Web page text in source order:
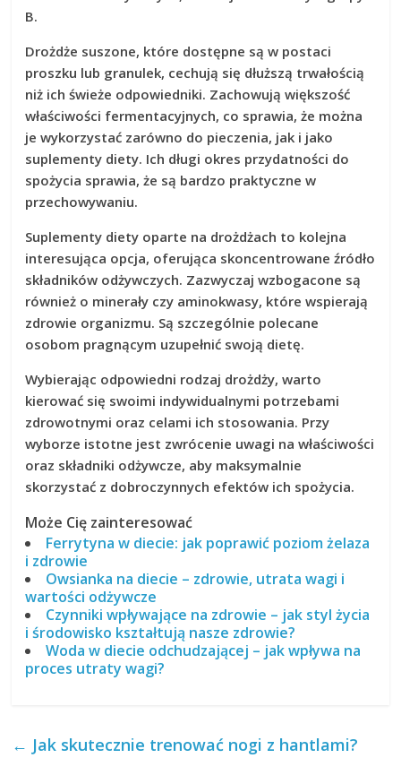
B.
Drożdże suszone, które dostępne są w postaci
proszku lub granulek, cechują się dłuższą trwałością
niż ich świeże odpowiedniki. Zachowują większość
właściwości fermentacyjnych, co sprawia, że można
je wykorzystać zarówno do pieczenia, jak i jako
suplementy diety. Ich długi okres przydatności do
spożycia sprawia, że są bardzo praktyczne w
przechowywaniu.
Suplementy diety oparte na drożdżach to kolejna
interesująca opcja, oferująca skoncentrowane źródło
składników odżywczych. Zazwyczaj wzbogacone są
również o minerały czy aminokwasy, które wspierają
zdrowie organizmu. Są szczególnie polecane
osobom pragnącym uzupełnić swoją dietę.
Wybierając odpowiedni rodzaj drożdży, warto
kierować się swoimi indywidualnymi potrzebami
zdrowotnymi oraz celami ich stosowania. Przy
wyborze istotne jest zwrócenie uwagi na właściwości
oraz składniki odżywcze, aby maksymalnie
skorzystać z dobroczynnych efektów ich spożycia.
Może Cię zainteresować
Ferrytyna w diecie: jak poprawić poziom żelaza
i zdrowie
Owsianka na diecie – zdrowie, utrata wagi i
wartości odżywcze
Czynniki wpływające na zdrowie – jak styl życia
i środowisko kształtują nasze zdrowie?
Woda w diecie odchudzającej – jak wpływa na
proces utraty wagi?
← Jak skutecznie trenować nogi z hantlami?